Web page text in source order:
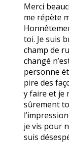
Merci
me répète
toi. Je suis
champ de
changé
personne
pire des
y faire et je
sûrement
je vis pour
suis